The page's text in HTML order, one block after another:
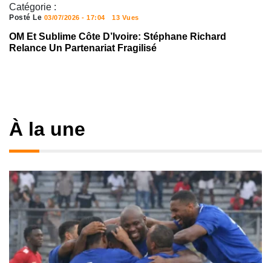
Catégorie :
Posté Le 03/07/2026 - 17:04 13 Vues
OM Et Sublime Côte D’Ivoire: Stéphane Richard
Relance Un Partenariat Fragilisé
À la une